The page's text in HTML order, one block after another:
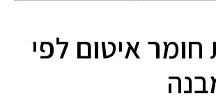
איטום לפי